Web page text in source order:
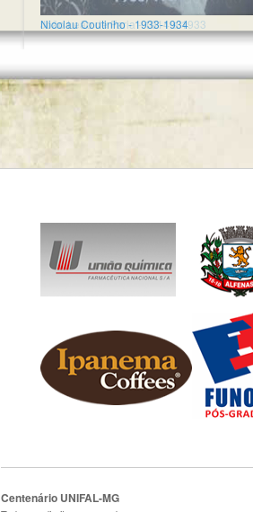
Nicolau Coutinho - 1933-1934
Centenário UNIFAL-MG